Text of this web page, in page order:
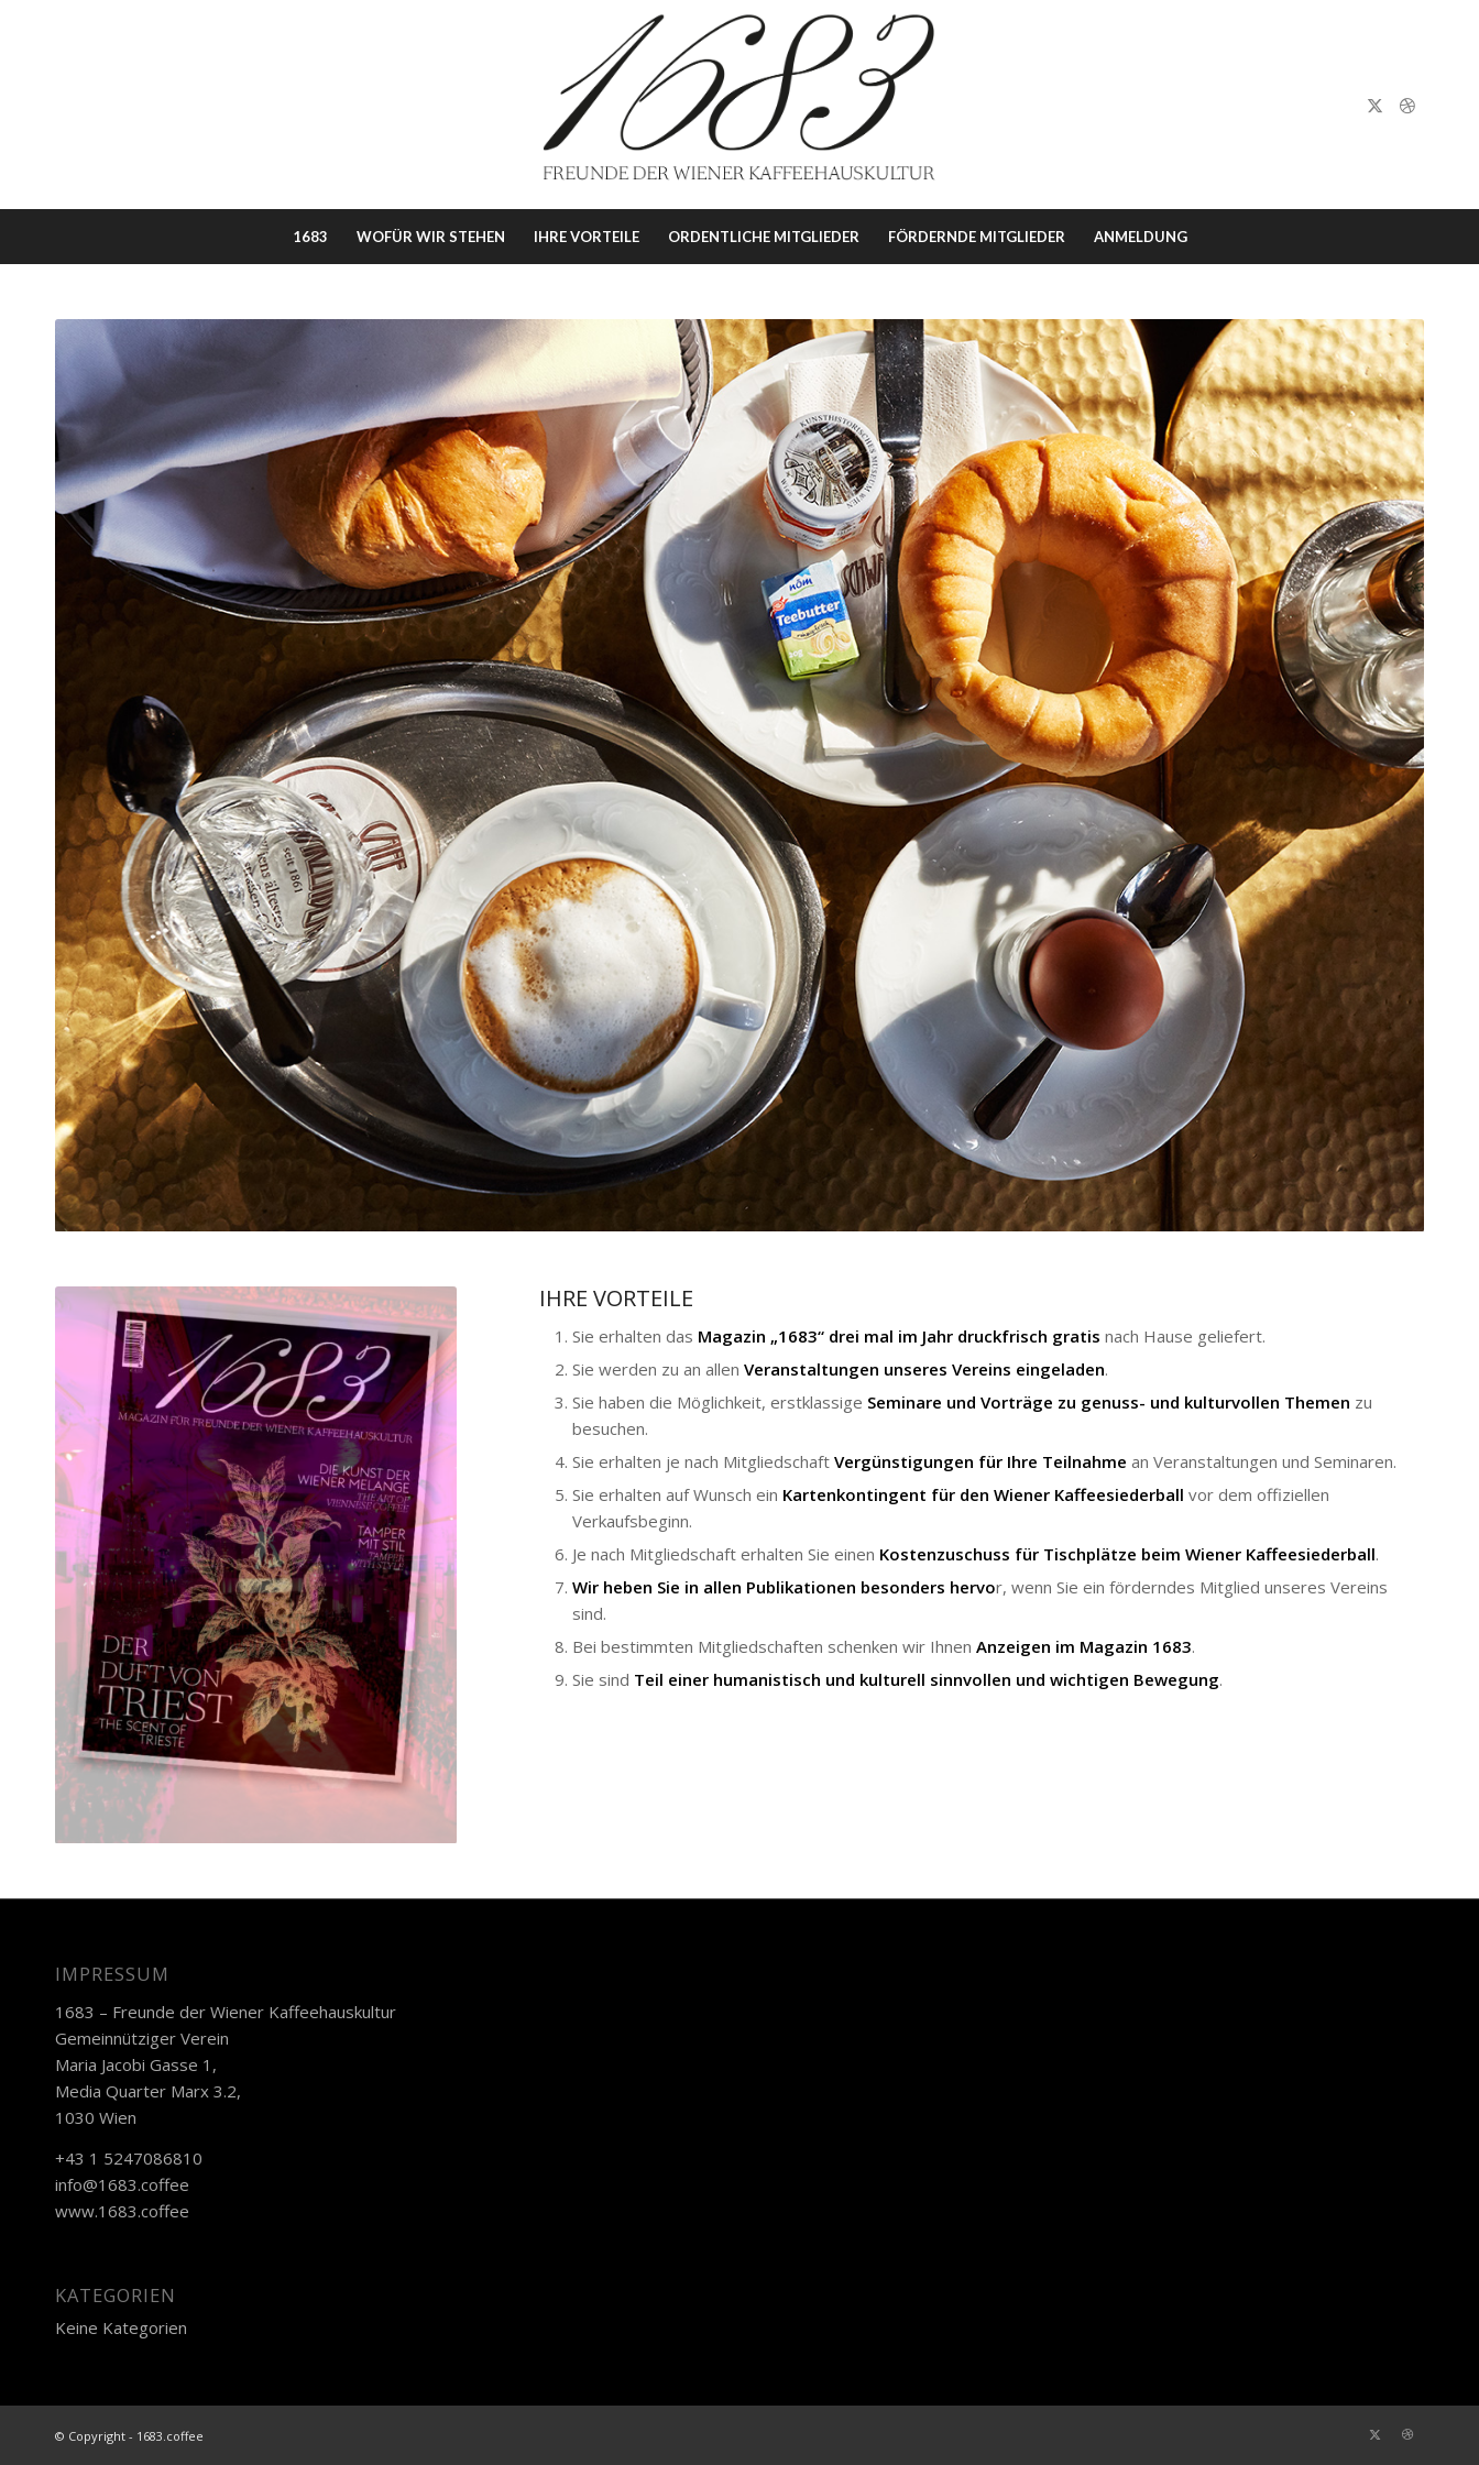
1683 WOFÜR WIR STEHEN IHRE VORTEILE ORDENTLICHE MITGLIEDER FÖRDERNDE MITGLIEDER ANMELDUNG
IHRE VORTEILE
Sie erhalten das Magazin „1683“ drei mal im Jahr druckfrisch gratis nach Hause geliefert.
Sie werden zu an allen Veranstaltungen unseres Vereins eingeladen.
Sie haben die Möglichkeit, erstklassige Seminare und Vorträge zu genuss- und kulturvollen Themen zu
besuchen.
Sie erhalten je nach Mitgliedschaft Vergünstigungen für Ihre Teilnahme an Veranstaltungen und Seminaren.
Sie erhalten auf Wunsch ein Kartenkontingent für den Wiener Kaffeesiederball vor dem offiziellen
Verkaufsbeginn.
Je nach Mitgliedschaft erhalten Sie einen Kostenzuschuss für Tischplätze beim Wiener Kaffeesiederball.
Wir heben Sie in allen Publikationen besonders hervor, wenn Sie ein förderndes Mitglied unseres Vereins
sind.
Bei bestimmten Mitgliedschaften schenken wir Ihnen Anzeigen im Magazin 1683.
Sie sind Teil einer humanistisch und kulturell sinnvollen und wichtigen Bewegung.
IMPRESSUM
1683 – Freunde der Wiener Kaffeehauskultur
Gemeinnütziger Verein
Maria Jacobi Gasse 1,
Media Quarter Marx 3.2,
1030 Wien
+43 1 5247086810
info@1683.coffee
www.1683.coffee
KATEGORIEN
Keine Kategorien
© Copyright - 1683.coffee